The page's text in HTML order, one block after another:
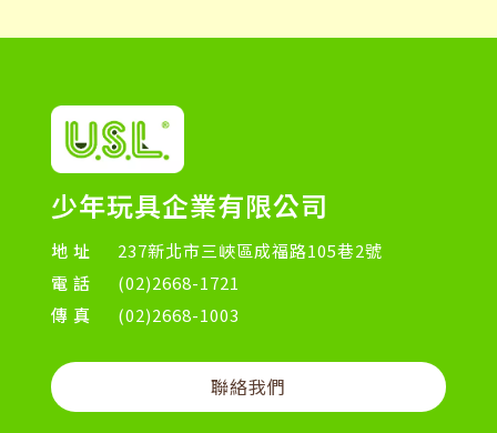
少年玩具企業有限公司
地址
237新北市三峽區成福路105巷2號
電話
(02)2668-1721
傳真
(02)2668-1003
聯絡我們